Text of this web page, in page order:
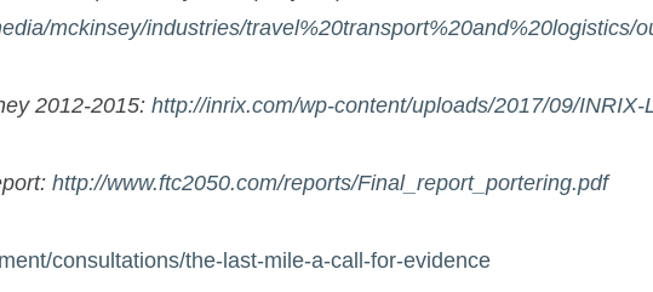
mckinsey/industries/
2012-2015: http://inrix.com/wp-content/uploads/2017/09/
http://www.ftc2050.com/reports/Final_report_portering.pdf
consultations/the-last-mile-a-call-for-evidence